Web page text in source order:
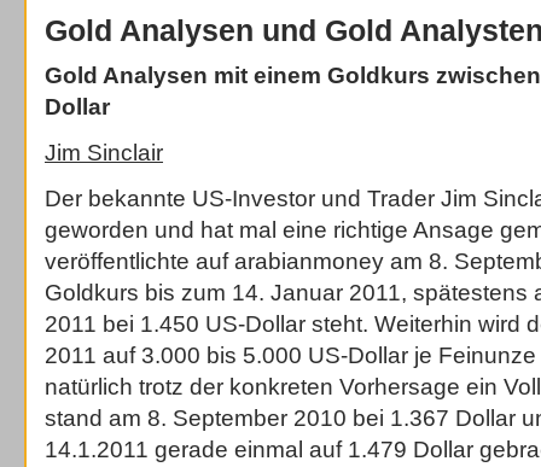
Gold Analysen und Gold
Gold Analysen mit einem Goldkurs
Dollar
Jim Sinclair
Der bekannte US-Investor und Trader Jim
geworden und hat mal eine richtige Ansage
veröffentlichte auf arabianmoney am 8.
Goldkurs bis zum 14. Januar 2011, spätestens
2011 bei 1.450 US-Dollar steht. Weiterhin wird
2011 auf 3.000 bis 5.000 US-Dollar je
natürlich trotz der konkreten Vorhersage ein
stand am 8. September 2010 bei 1.367 Dollar
14.1.2011 gerade einmal auf 1.479 Dollar